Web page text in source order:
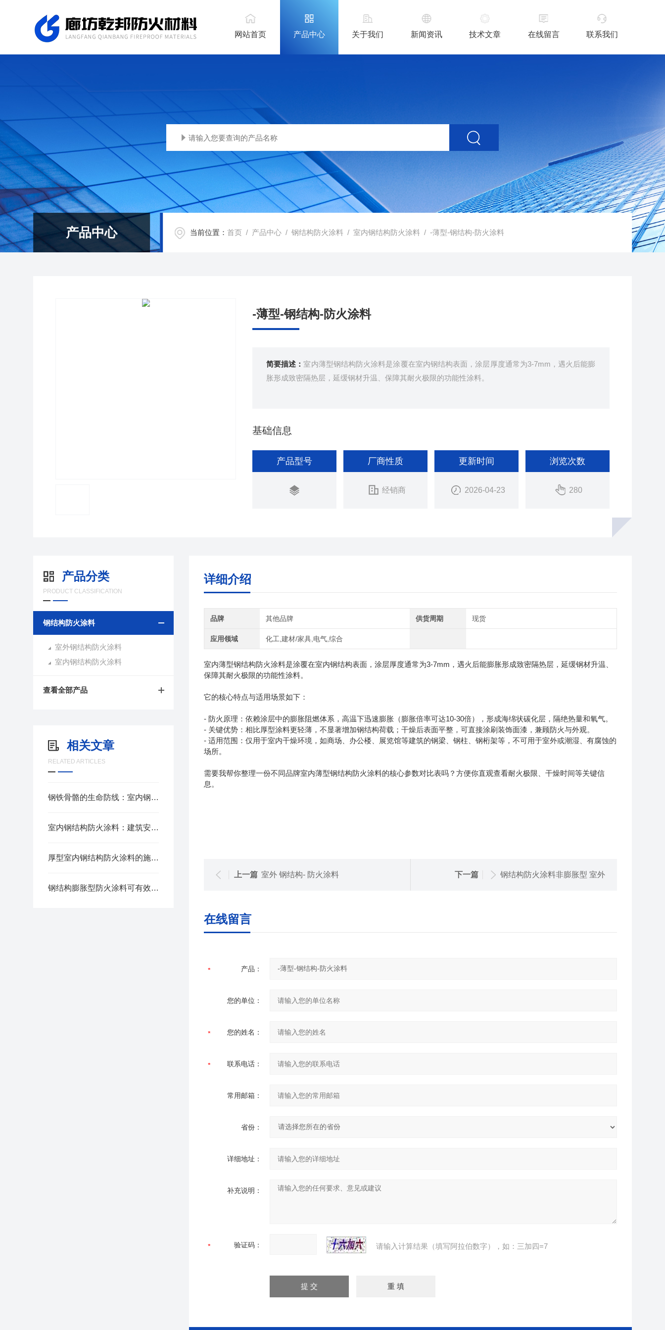
网站首页 产品中心 关于我们 新闻资讯 技术文章 在线留言 联系我们
产品中心 当前位置：首页 / 产品中心 /钢结构防火涂料 /室内钢结构防火涂料 / -薄型-钢结构-防火涂料
-薄型-钢结构-防火涂料
简要描述：室内薄型钢结构防火涂料是涂覆在室内钢结构表面，涂层厚度通常为3-7mm，遇火后能膨
胀形成致密隔热层，延缓钢材升温、保障其耐火极限的功能性涂料。
基础信息
产品型号 厂商性质
经销商
更新时间
2026-04-23
浏览次数
280
产品分类
PRODUCT CLASSIFICATION
钢结构防火涂料
室外钢结构防火涂料
室内钢结构防火涂料
查看全部产品
相关文章
RELATED ARTICLES
钢铁骨骼的生命防线：室内钢结构防火涂料核心技术解析
室内钢结构防火涂料：建筑安全的“防火卫士”
厚型室内钢结构防火涂料的施工方法
钢结构膨胀型防火涂料可有效延缓钢结构的温升速度
详细介绍
品牌 其他品牌 供货周期 现货
应用领域 化工,建材/家具,电气,综合
室内薄型钢结构防火涂料是涂覆在室内钢结构表面，涂层厚度通常为3-7mm，遇火后能膨胀形成致密隔热层，延缓钢材升温、
保障其耐火极限的功能性涂料。
它的核心特点与适用场景如下：
- 防火原理：依赖涂层中的膨胀阻燃体系，高温下迅速膨胀（膨胀倍率可达10-30倍），形成海绵状碳化层，隔绝热量和氧气。
- 关键优势：相比厚型涂料更轻薄，不显著增加钢结构荷载；干燥后表面平整，可直接涂刷装饰面漆，兼顾防火与外观。
- 适用范围：仅用于室内干燥环境，如商场、办公楼、展览馆等建筑的钢梁、钢柱、钢桁架等，不可用于室外或潮湿、有腐蚀的
场所。
需要我帮你整理一份不同品牌室内薄型钢结构防火涂料的核心参数对比表吗？方便你直观查看耐火极限、干燥时间等关键信
息。
上一篇 室外 钢结构- 防火涂料 下一篇 钢结构防火涂料非膨胀型 室外
在线留言
产品：
您的单位：
您的姓名：
联系电话：
常用邮箱：
省份：
详细地址：
补充说明：
验证码： 请输入计算结果（填写阿拉伯数字），如：三加四=7